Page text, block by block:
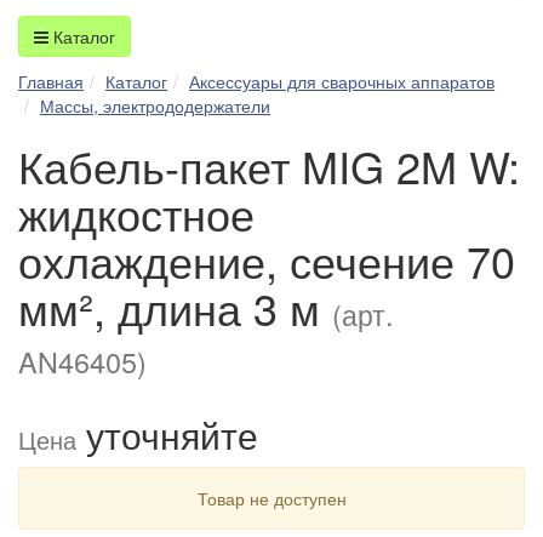
Каталог
Главная
Каталог
Аксессуары для сварочных аппаратов
Массы, электрододержатели
Кабель-пакет MIG 2M W:
жидкостное
охлаждение, сечение 70
мм², длина 3 м (арт.
AN46405)
Цена уточняйте
Товар не доступен